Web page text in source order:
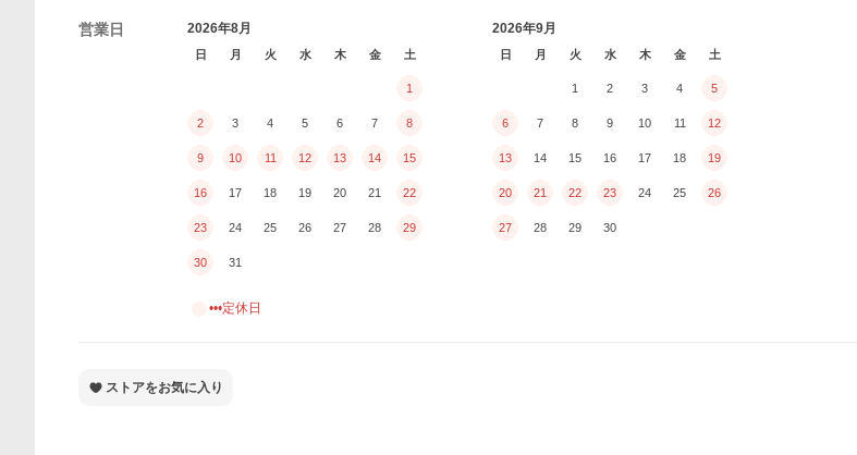
営業日 2026年8月
日 月 火 水 木 金 土
1
2 3 4 5 6 7 8
9 10 11 12 13 14 15
16 17 18 19 20 21 22
23 24 25 26 27 28 29
30 31
2026年9月
日 月 火 水 木 金 土
1 2 3 4 5
6 7 8 9 10 11 12
13 14 15 16 17 18 19
20 21 22 23 24 25 26
27 28 29 30
•••定休日
ストアをお気に入り